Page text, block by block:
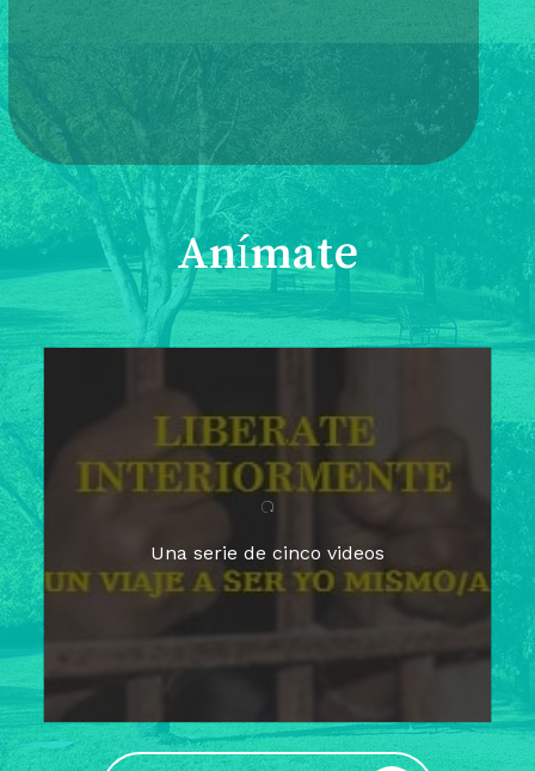
Anímate
Una serie de cinco videos
Para un tiempo de
Cuaresma
El camino hacia la libertad
Barreras de la libertad interior
Fortaleciendo mi libertad